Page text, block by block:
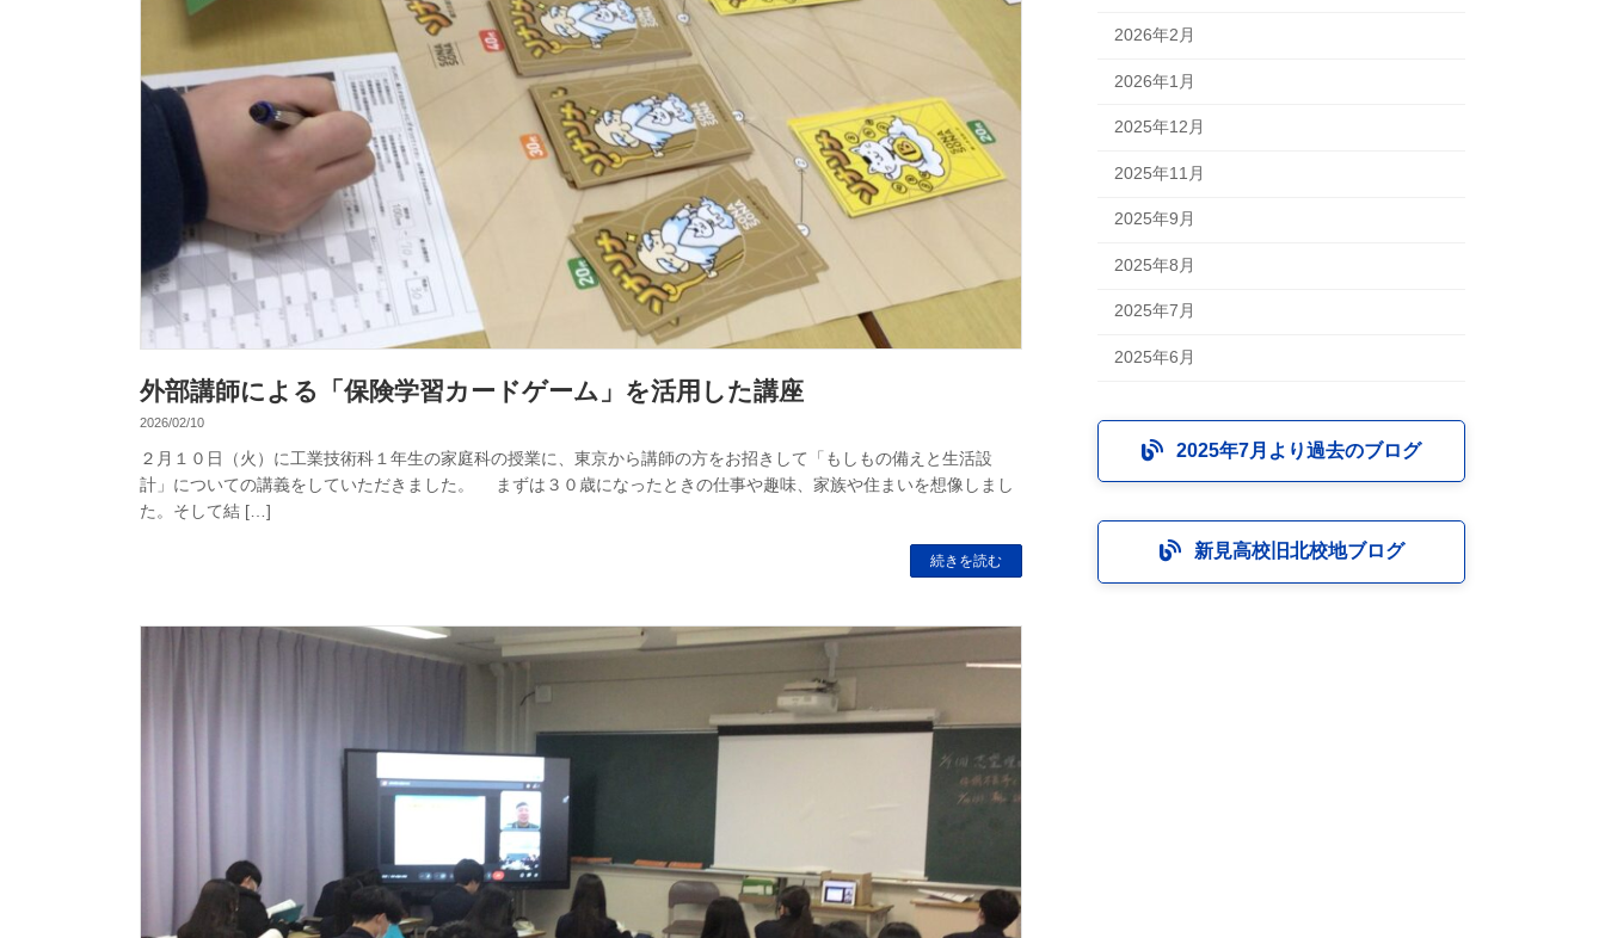
外部講師による「保険学習カードゲーム」を活用した講座
2026/02/10
２月１０日（火）に工業技術科１年生の家庭科の授業に、東京から講師の方をお招きして「もしもの備えと生活設
計」についての講義をしていただきました。 まずは３０歳になったときの仕事や趣味、家族や住まいを想像しまし
た。そして結 […]
続きを読む
2026年2月
2026年1月
2025年12月
2025年11月
2025年9月
2025年8月
2025年7月
2025年6月
2025年7月より過去のブログ
新見高校旧北校地ブログ